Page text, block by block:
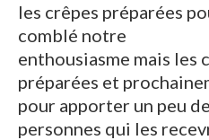
les crêpes préparées
comblé notre
enthousiasme mais les
préparées et
pour apporter un peu
personnes qui les